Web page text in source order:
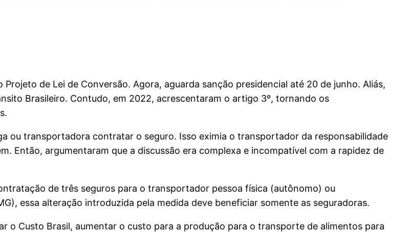
Projeto de Lei de Conversão. Agora, aguarda sanção presidencial até 20 de junho. Aliás,
Brasileiro. Contudo, em 2022, acrescentaram o artigo 3º, tornando os
ou transportadora contratar o seguro. Isso eximia o transportador da responsabilidade
Então, argumentaram que a discussão era complexa e incompatível com a rapidez de
de três seguros para o transportador pessoa física (autônomo) ou
essa alteração introduzida pela medida deve beneficiar somente as seguradoras.
o Custo Brasil, aumentar o custo para a produção para o transporte de alimentos para